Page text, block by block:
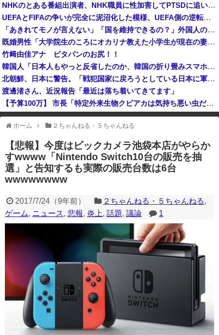
フェミさん「女性視点の避難所を提言します」
NHKのとある番組出演者、NHK職員に性加害してPTSDに追い込み休職させていた・・・
UEFAとFIFAの争いが完全に泥沼化した模様、UEFA側の逆転敗北すらあり得るような情勢に……
「あきれてモノが言えない」「国を維持できるの？」外国人の永住許可要件の厳格化で在日中国人の本音は？
既婚男性「大学院生のころにオカリナ教えた小学生が現在の妻ですね」→ネット大荒れｗｗｗｗ
竹﨑由佳アナ ピタパンのお尻！！
韓国人「日本人もやっと反省したのか、韓国の折り畳みスマホが欲しくて欲しくて我慢できないみたいです」
北朝鮮、日本に警告。「戦犯国家に戻ろうとしている日本に軍事的選択肢を検討」
渡邊渚さん、近況報告「最近は落ち着いてきてます」
【予算100万】 市長「特定外来生物クビアカは気持ち悪い虫だしそんな需要ないと思う」1匹300円相当の報奨金→初日に42万取られ焦り
イオンモール熊本の爆発、ガス管に残っていたLPガスが漏れたことが原因か 経産省が全国の大規模施設でガス供給設備の点検要請
一部のコンテンツが表示されなくなったり、サイト全体のレイアウトが崩れ
たりする場合があります。
ホーム ２ちゃんねる・５ちゃんねる
【悲報】今度はビックカメラ池袋本店がやらか
すwwww「Nintendo Switch10台の販売を抽
選」と告知するも実際の販売台数は6台
wwwwwwww
2017/7/24（9年前） ２ちゃんねる・５ちゃんねる,
ゲーム, ニュース, 悲報, 炎上, 話題, 議論 1